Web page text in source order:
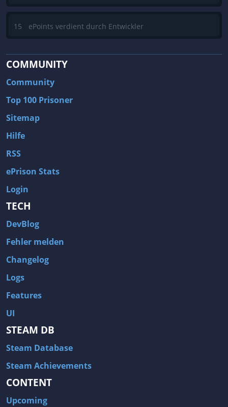
15 ePoints verdient durch Entwickler
COMMUNITY
Community
Top 100 Prisoner
Sitemap
Hilfe
RSS
ePrison Stats
Login
TECH
DevBlog
Fehler melden
Changelog
Logs
Features
UI
STEAM DB
Steam Database
Steam Achievements
CONTENT
Upcoming